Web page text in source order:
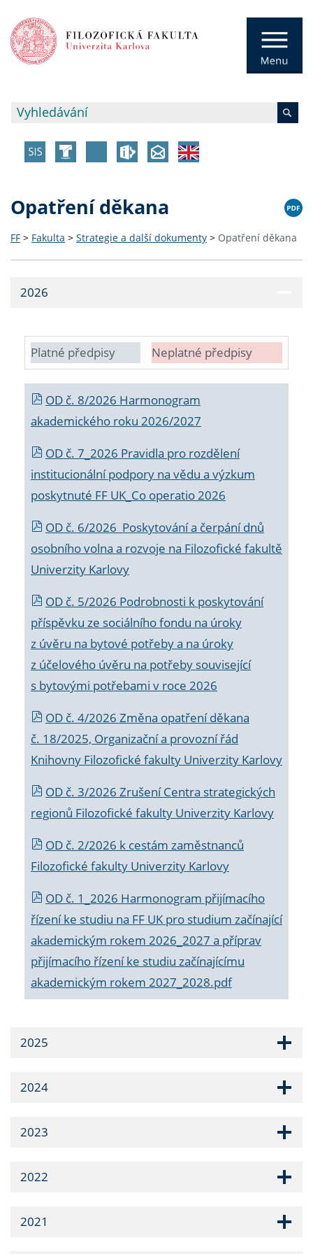
Opatření děkana
FF > Fakulta > Strategie a další dokumenty > Opatření děkana
2026
Platné předpisy Neplatné předpisy
OD č. 8/2026 Harmonogram
akademického roku 2026/2027
OD č. 7_2026 Pravidla pro rozdělení
institucionální podpory na vědu a výzkum
poskytnuté FF UK_Co operatio 2026
OD č. 6/2026 Poskytování a čerpání dnů
osobního volna a rozvoje na Filozofické fakultě
Univerzity Karlovy
OD č. 5/2026 Podrobnosti k poskytování
příspěvku ze sociálního fondu na úroky
z úvěru na bytové potřeby a na úroky
z účelového úvěru na potřeby související
s bytovými potřebami v roce 2026
OD č. 4/2026 Změna opatření děkana
č. 18/2025, Organizační a provozní řád
Knihovny Filozofické fakulty Univerzity Karlovy
OD č. 3/2026 Zrušení Centra strategických
regionů Filozofické fakulty Univerzity Karlovy
OD č. 2/2026 k cestám zaměstnanců
Filozofické fakulty Univerzity Karlovy
OD č. 1_2026 Harmonogram přijímacího
řízení ke studiu na FF UK pro studium začínající
akademickým rokem 2026_2027 a příprav
přijímacího řízení ke studiu začínajícímu
akademickým rokem 2027_2028.pdf
2025
2024
2023
2022
2021